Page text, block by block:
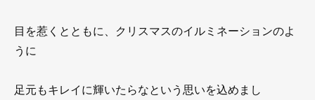
目を惹くとともに、クリスマスのイルミネーションのよ
うに
足元もキレイに輝いたらなという思いを込めまし